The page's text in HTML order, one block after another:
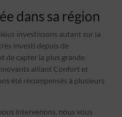
dans sa région
investissons autant sur la
investi depuis de
de capter la plus grande
alliant Confort et
été récompensés à plusieurs
intervenons, nous vous